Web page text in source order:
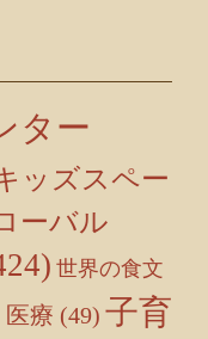
ター
ッズスペー
ーバル
世界の食文
療 (49) 子育